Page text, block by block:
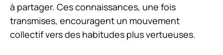
à partager. Ces connaissances, une fois
transmises, encouragent un mouvement
collectif vers des habitudes plus vertueuses.